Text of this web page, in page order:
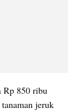
Rp 850 ribu
jeruk